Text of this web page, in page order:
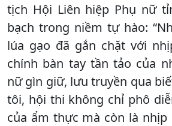
tịch Hội Liên hiệp Phụ nữ
bạch trong niềm tự hào:
lúa gạo đã gắn chặt với
chính bàn tay tần tảo của
nữ gìn giữ, lưu truyền qua
tôi, hội thi không chỉ phô
của ẩm thực mà còn là nhịp